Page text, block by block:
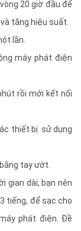
20 giờ đầu để
tăng hiệu suất.
lần.
máy phát điện
rồi mới kết nối
thiết bị sử dụng
tay ướt.
gian dài, bạn nên
tiếng, để sạc cho
phát điện. Đề